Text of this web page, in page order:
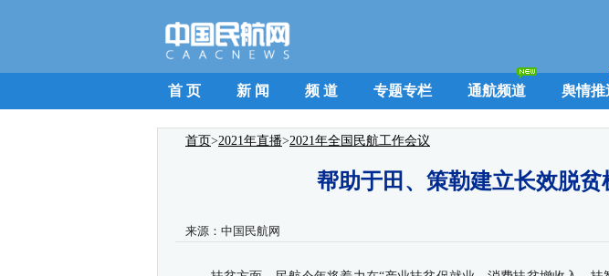
首 页 新 闻 频 道 专题专栏 通航频道 舆情推
首页>2021年直播>2021年全国民航工作会议
帮助于田、策勒建立长效脱贫
来源： 中国民航网